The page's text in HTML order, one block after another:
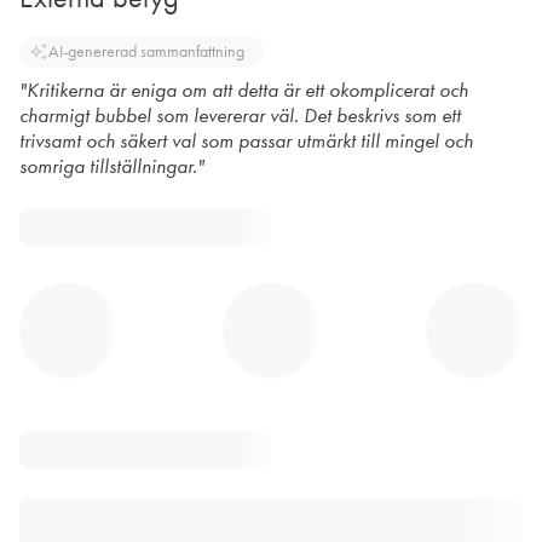
auto_awesomeAI-genererad sammanfattning
"Kritikerna är eniga om att detta är ett okomplicerat och
charmigt bubbel som levererar väl. Det beskrivs som ett
trivsamt och säkert val som passar utmärkt till mingel och
somriga tillställningar."